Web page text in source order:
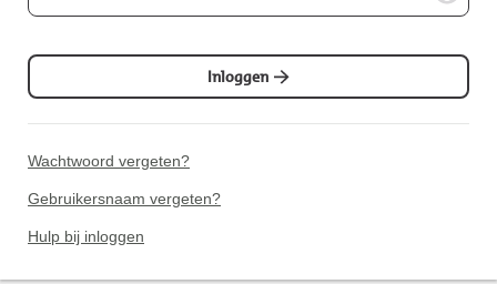
Inloggen
Wachtwoord vergeten?
Gebruikersnaam vergeten?
Hulp bij inloggen